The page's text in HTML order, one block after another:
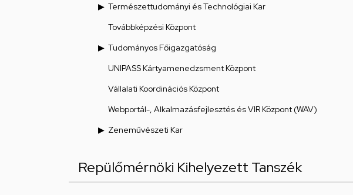
Természettudományi és Technológiai Kar
Továbbképzési Központ
Tudományos Főigazgatóság
UNIPASS Kártyamenedzsment Központ
Vállalati Koordinációs Központ
Webportál-, Alkalmazásfejlesztés és VIR Központ (WAV)
Zeneművészeti Kar
Repülőmérnöki Kihelyezett Tanszék